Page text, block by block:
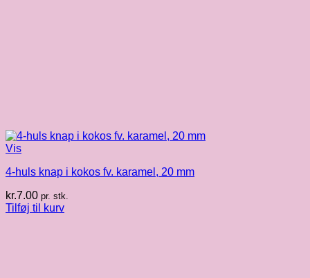
Vis
4-huls knap i kokos fv. karamel, 20 mm
kr.7.00 pr. stk.
Tilføj til kurv